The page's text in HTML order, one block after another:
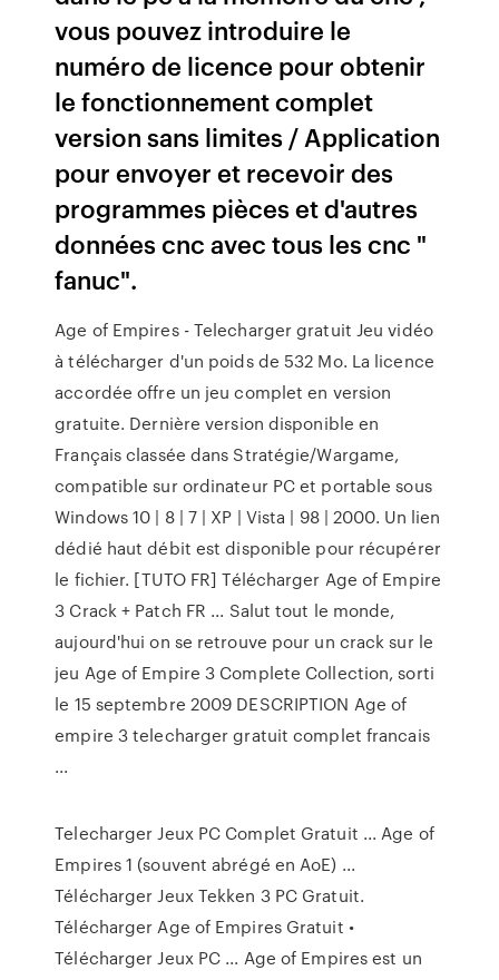
vous pouvez introduire le
numéro de licence pour obtenir
le fonctionnement complet
version sans limites / Application
pour envoyer et recevoir des
programmes pièces et d'autres
données cnc avec tous les cnc "
fanuc".
Age of Empires - Telecharger gratuit Jeu vidéo
à télécharger d'un poids de 532 Mo. La licence
accordée offre un jeu complet en version
gratuite. Dernière version disponible en
Français classée dans Stratégie/Wargame,
compatible sur ordinateur PC et portable sous
Windows 10 | 8 | 7 | XP | Vista | 98 | 2000. Un lien
dédié haut débit est disponible pour récupérer
le fichier. [TUTO FR] Télécharger Age of Empire
3 Crack + Patch FR ... Salut tout le monde,
aujourd'hui on se retrouve pour un crack sur le
jeu Age of Empire 3 Complete Collection, sorti
le 15 septembre 2009 DESCRIPTION Age of
empire 3 telecharger gratuit complet francais
...
Telecharger Jeux PC Complet Gratuit ... Age of
Empires 1 (souvent abrégé en AoE) ...
Télécharger Jeux Tekken 3 PC Gratuit.
Télécharger Age of Empires Gratuit •
Télécharger Jeux PC ... Age of Empires est un